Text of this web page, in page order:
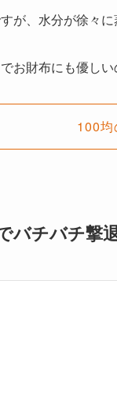
が、水分が徐々
お財布にも優しい
100均
バチバチ撃